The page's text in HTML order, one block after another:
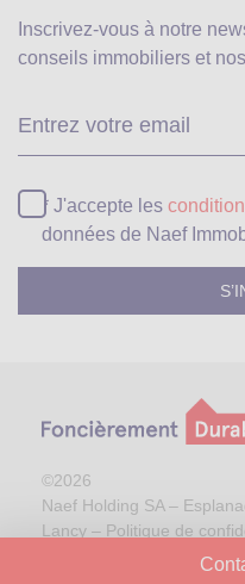
Inscrivez-vous à notre
conseils immobiliers et
* J'accepte les
données de Naef
©2026
Naef Holding SA –
Lancy – Politique de
| Réalisation: